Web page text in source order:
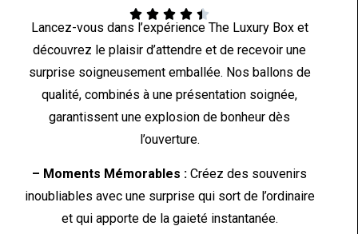
    
Lancez-vous dans l’expérience The Luxury Box et
découvrez le plaisir d’attendre et de recevoir une
surprise soigneusement emballée. Nos ballons de
qualité, combinés à une présentation soignée,
garantissent une explosion de bonheur dès
l’ouverture.
– Moments Mémorables : Créez des souvenirs
inoubliables avec une surprise qui sort de l’ordinaire
et qui apporte de la gaieté instantanée.